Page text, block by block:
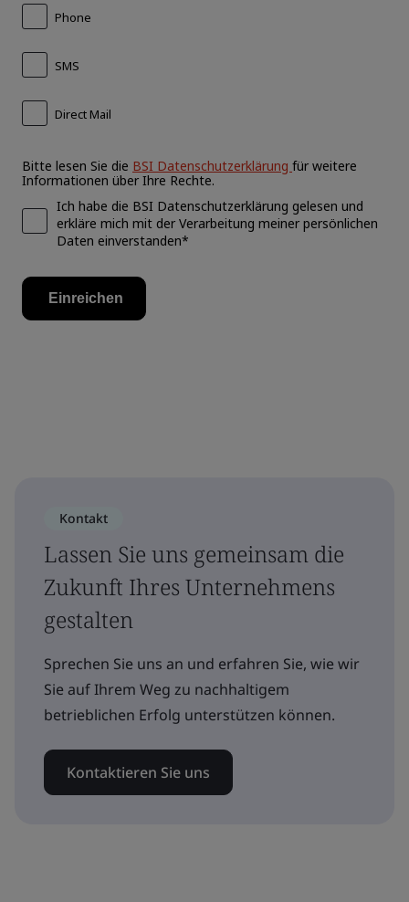
Kontakt
Lassen Sie uns gemeinsam die
Zukunft Ihres Unternehmens
gestalten
Sprechen Sie uns an und erfahren Sie, wie wir
Sie auf Ihrem Weg zu nachhaltigem
betrieblichen Erfolg unterstützen können.
Kontaktieren Sie uns